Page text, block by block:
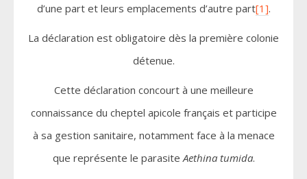
d’une part et leurs emplacements d’autre part[1].
La déclaration est obligatoire dès la première colonie
détenue.
Cette déclaration concourt à une meilleure
connaissance du cheptel apicole français et participe
à sa gestion sanitaire, notamment face à la menace
que représente le parasite Aethina tumida.